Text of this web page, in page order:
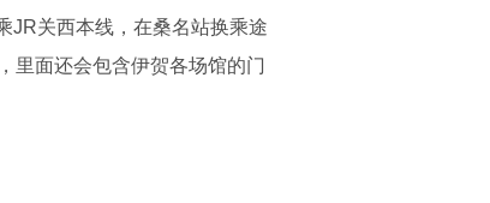
JR关西本线，在桑名站换乘途
里面还会包含伊贺各场馆的门